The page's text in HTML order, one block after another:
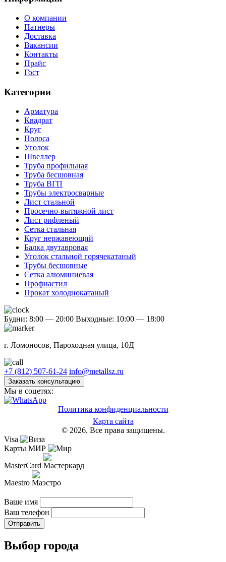
О компании
Патнеры
Доставка
Вакансии
Контакты
Прайс
Гост
Категории
Арматура
Квадрат
Круг
Полоса
Уголок
Швеллер
Труба профильная
Труба бесшовная
Труба ВГП
Трубы электросварные
Лист стальной
Просечно-вытяжной лист
Лист рифленый
Сетка стальная
Круг нержавеющий
Балка двутавровая
Уголок стальной горячекатаный
Трубы бесшовные
Сетка алюминиевая
Профнастил
Прокат холоднокатаный
Будни: 8:00 — 20:00 Выходные: 10:00 — 18:00
г. Ломоносов, Пароходная улица, 10Д
+7 (812) 507-61-24 info@metallsz.ru
Заказать консультацию
Мы в соцетях:
Политика конфиденциальности
Карта сайта
© 2026. Все права защищены.
Visa
Карты МИР
MasterCard
Maestro
Ваше имя
Ваш телефон
Отправить
Выбор города